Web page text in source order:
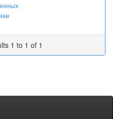
1 to 1 of 1